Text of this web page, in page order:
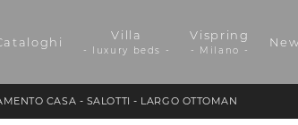
Villa
- luxury beds -
Vispring
- Milano -
CASA - SALOTTI - LARGO OTTOMAN